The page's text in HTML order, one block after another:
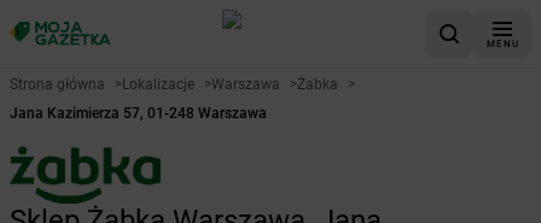
MENU
Strona główna >Lokalizacje >Warszawa >Żabka
>
Jana Kazimierza 57, 01-248 Warszawa